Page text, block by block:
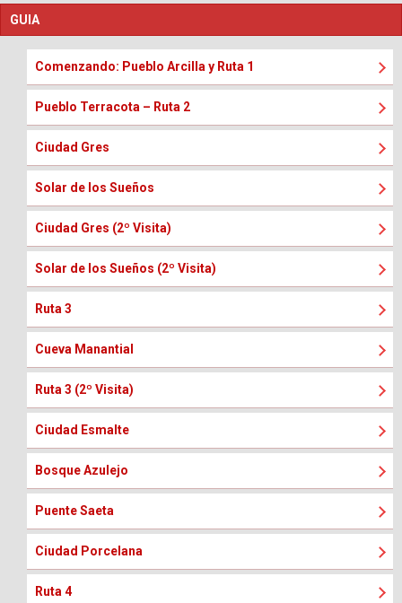
GUIA
Comenzando: Pueblo Arcilla y Ruta 1
Pueblo Terracota – Ruta 2
Ciudad Gres
Solar de los Sueños
Ciudad Gres (2º Visita)
Solar de los Sueños (2º Visita)
Ruta 3
Cueva Manantial
Ruta 3 (2º Visita)
Ciudad Esmalte
Bosque Azulejo
Puente Saeta
Ciudad Porcelana
Ruta 4